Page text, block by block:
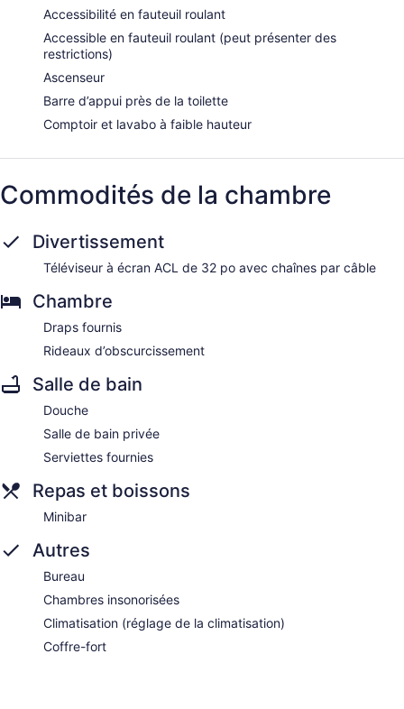
Accessibilité en fauteuil roulant
Accessible en fauteuil roulant (peut présenter des
restrictions)
Ascenseur
Barre d’appui près de la toilette
Comptoir et lavabo à faible hauteur
Commodités de la chambre
Divertissement
Téléviseur à écran ACL de 32 po avec chaînes par câble
Chambre
Draps fournis
Rideaux d’obscurcissement
Salle de bain
Douche
Salle de bain privée
Serviettes fournies
Repas et boissons
Minibar
Autres
Bureau
Chambres insonorisées
Climatisation (réglage de la climatisation)
Coffre-fort